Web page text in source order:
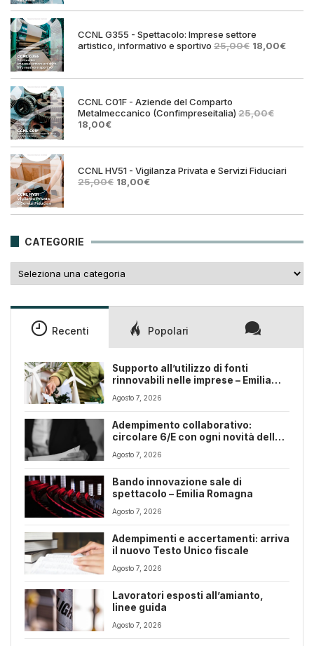
era:
è:
CCNL G355 - Spettacolo: Imprese settore
artistico, informativo e sportivo 25,00€ Il
era:
18,00€Il
è:
CCNL C01F - Aziende del Comparto
Metalmeccanico (Confimpreseitalia) 25,00€
Il
originale
25,00€.
18,00€Il
attuale
18,00€.
CCNL HV51 - Vigilanza Privata e Servizi Fiduciari
25,00€ Il
era:
18,00€Il
è:
CATEGORIE
Recenti Popolari
Supporto all’utilizzo di fonti
rinnovabili nelle imprese – Emilia
Romagna
Agosto 7, 2026
Adempimento collaborativo:
circolare 6/E con ogni novità della
riforma fiscale
Agosto 7, 2026
Bando innovazione sale di
spettacolo – Emilia Romagna
Agosto 7, 2026
Adempimenti e accertamenti: arriva
il nuovo Testo Unico fiscale
Agosto 7, 2026
Lavoratori esposti all’amianto,
linee guida
Agosto 7, 2026